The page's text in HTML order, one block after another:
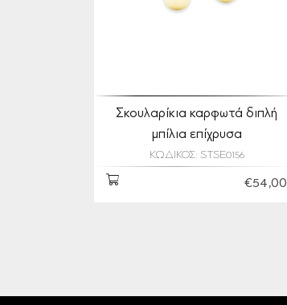
Σκουλαρίκια καρφωτά διπλή
μπίλια επίχρυσα
ΚΩΔΙΚΟΣ: STSE0156
€54,00